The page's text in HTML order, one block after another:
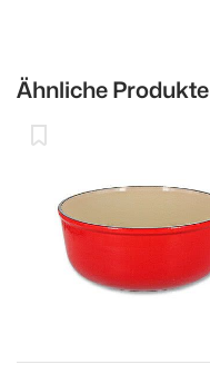
Ähnliche Produkte